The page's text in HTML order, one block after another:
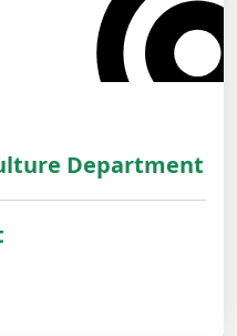
Department